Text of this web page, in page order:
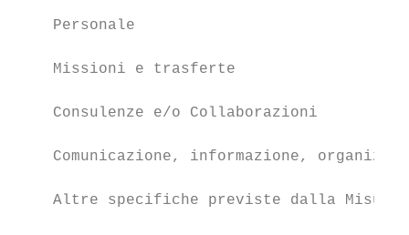
Personale
Missioni e trasferte
Consulenze e/o Collaborazioni
Comunicazione, informazione,
Altre specifiche previste dalla